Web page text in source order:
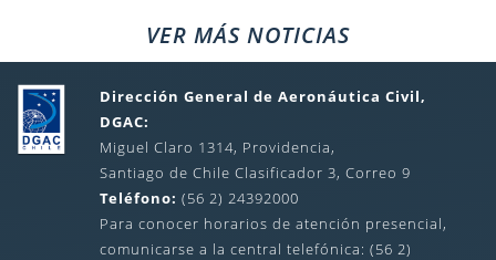
VER MÁS NOTICIAS
Dirección General de Aeronáutica Civil,
DGAC:
Miguel Claro 1314, Providencia,
Santiago de Chile Clasificador 3, Correo 9
Teléfono: (56 2) 24392000
Para conocer horarios de atención presencial,
comunicarse a la central telefónica: (56 2)